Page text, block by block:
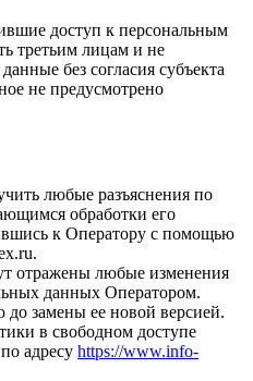
доступ к персональным
третьим лицам и не
без согласия субъекта
не предусмотрено
любые разъяснения по
обработки его
к Оператору с помощью
отражены любые изменения
данных Оператором.
до замены ее новой версией.
в свободном доступе
адресу https://www.info-